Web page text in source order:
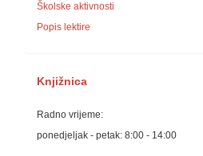
Školske aktivnosti
Popis lektire
Knjižnica
Radno vrijeme:
ponedjeljak - petak: 8:00 - 14:00